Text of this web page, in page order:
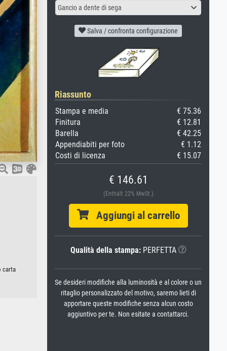
carta
Gancio a dente di sega
Salva / confronta configurazione
Riassunto
Stampa e media
€ 75.36
Finitura
€ 12.81
Barella
€ 42.25
Appendiabiti per foto
€ 1.12
Costi di licenza
€ 15.07
€ 146.61
(Enthält 22% MwSt.)
Aggiungi al carrello
Qualità della stampa:PERFETTA
Se desideri modifiche alla luminosità e al colore o un
ritaglio personalizzato del motivo, saremo lieti di
apportare queste modifiche senza alcun costo
aggiuntivo per te. Non esitate a contattarci.